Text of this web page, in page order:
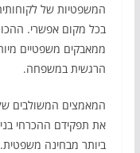
המשפטיות של
בכל מקום אפשרי.
ממאבקים משפטיים
הרגשית במשפחה.
המאמצים המשולבים של
את תפקידם ההכרחי
ביותר מבחינה